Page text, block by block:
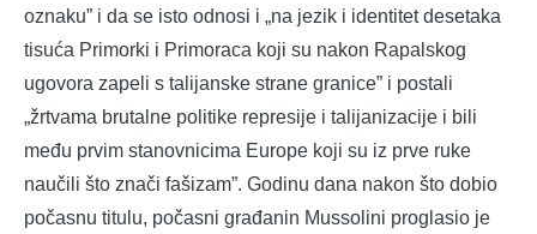
oznaku” i da se isto odnosi i „na jezik i identitet desetaka
tisuća Primorki i Primoraca koji su nakon Rapalskog
ugovora zapeli s talijanske strane granice” i postali
„žrtvama brutalne politike represije i talijanizacije i bili
među prvim stanovnicima Europe koji su iz prve ruke
naučili što znači fašizam”. Godinu dana nakon što dobio
počasnu titulu, počasni građanin Mussolini proglasio je